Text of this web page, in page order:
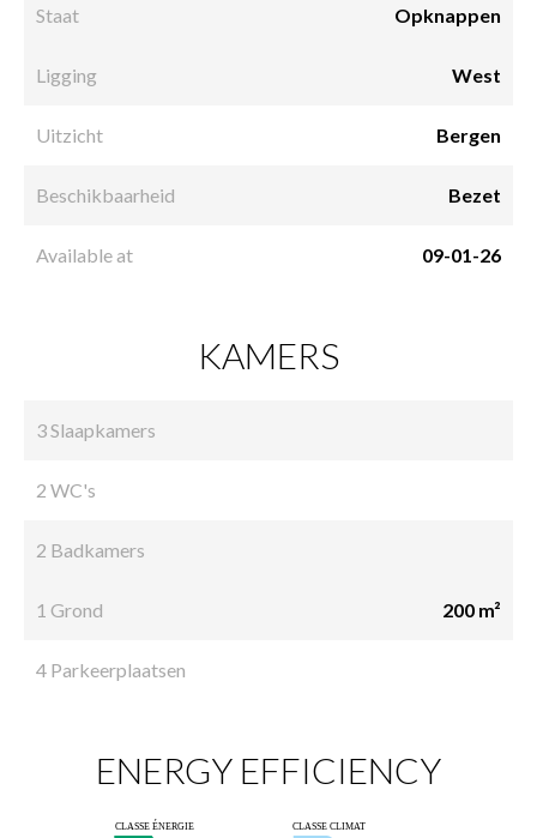
Staat Opknappen
Ligging West
Uitzicht Bergen
Beschikbaarheid Bezet
Available at 09-01-26
KAMERS
3 Slaapkamers
2 WC's
2 Badkamers
1 Grond 200 m²
4 Parkeerplaatsen
ENERGY EFFICIENCY